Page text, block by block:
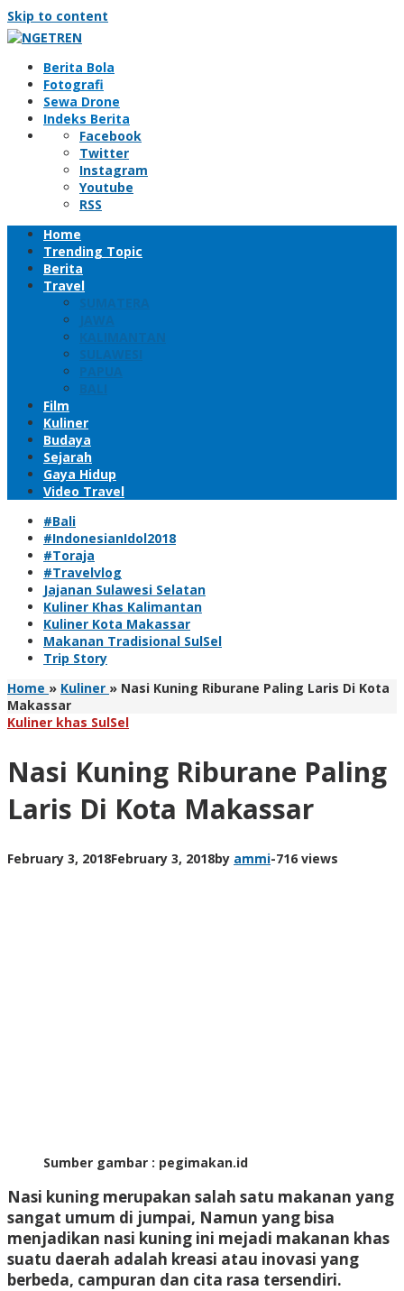
Skip to content
Berita Bola
Fotografi
Sewa Drone
Indeks Berita
Facebook
Twitter
Instagram
Youtube
RSS
Home
Trending Topic
Berita
Travel
SUMATERA
JAWA
KALIMANTAN
SULAWESI
PAPUA
BALI
Film
Kuliner
Budaya
Sejarah
Gaya Hidup
Video Travel
#Bali
#IndonesianIdol2018
#Toraja
#Travelvlog
Jajanan Sulawesi Selatan
Kuliner Khas Kalimantan
Kuliner Kota Makassar
Makanan Tradisional SulSel
Trip Story
Home » Kuliner » Nasi Kuning Riburane Paling Laris Di Kota
Makassar
Kuliner khas SulSel
Nasi Kuning Riburane Paling
Laris Di Kota Makassar
February 3, 2018February 3, 2018by ammi-716 views
Sumber gambar : pegimakan.id
Nasi kuning merupakan salah satu makanan yang
sangat umum di jumpai, Namun yang bisa
menjadikan nasi kuning ini mejadi makanan khas
suatu daerah adalah kreasi atau inovasi yang
berbeda, campuran dan cita rasa tersendiri.